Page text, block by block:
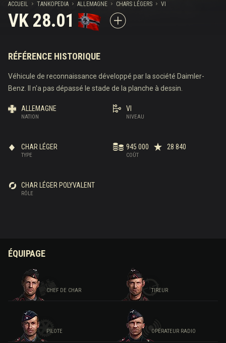
ACCUEIL TANKOPEDIA ALLEMAGNE CHARS LÉGERS VI
VK 28.01
RÉFÉRENCE HISTORIQUE
Véhicule de reconnaissance développé par la société Daimler-
Benz. Il n'a pas dépassé le stade de la planche à dessin.
NATION
ALLEMAGNE
NIVEAU
VI
TYPE
CHAR LÉGER
COÛT
945 000 28 840
RÔLE
CHAR LÉGER POLYVALENT
ÉQUIPAGE
CHEF DE CHAR TIREUR
PILOTE OPÉRATEUR RADIO